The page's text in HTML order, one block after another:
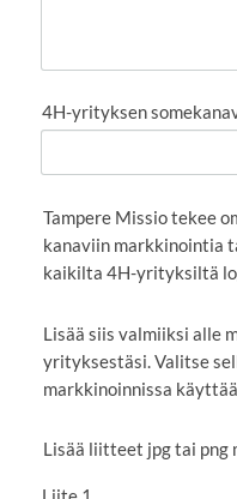
4H-yrityksen
Tampere Missio tekee
kanaviin markkinointia
kaikilta 4H-yrityksiltä
Lisää siis valmiiksi alle
yrityksestäsi. Valitse
markkinoinnissa
Lisää liitteet jpg tai png